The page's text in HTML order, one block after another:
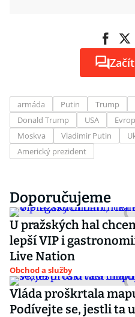
armáda Putin Trump
Donald Trump
USA
Moskva
Vladimir Putin
Americký prezident
Doporučujeme
U pražských hal
lepší VIP i
Live Nation
Obchod a služby
Vláda proškrtala
Podívejte se, jestli ta